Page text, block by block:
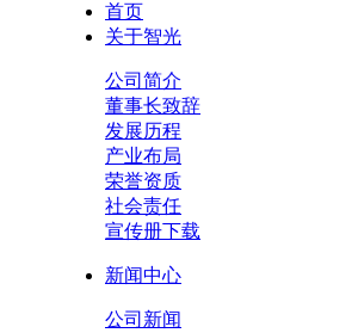
首页
关于智光
公司简介
董事长致辞
发展历程
产业布局
荣誉资质
社会责任
宣传册下载
新闻中心
公司新闻